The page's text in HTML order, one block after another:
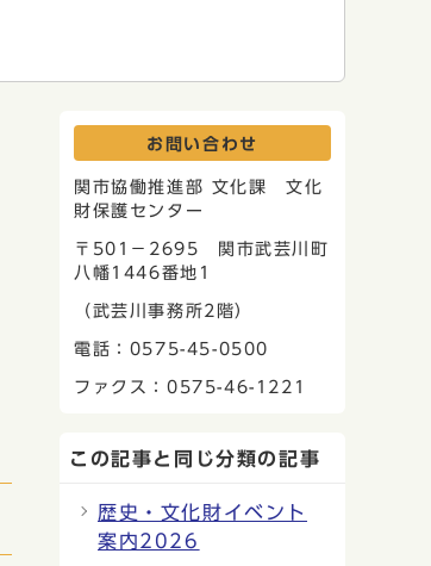
お問い合わせ
関市協働推進部 文化課 文化
財保護センター
〒501－2695 関市武芸川町
八幡1446番地1
（武芸川事務所2階）
電話：0575-45-0500
ファクス：0575-46-1221
この記事と同じ分類の記事
歴史・文化財イベント
案内2026